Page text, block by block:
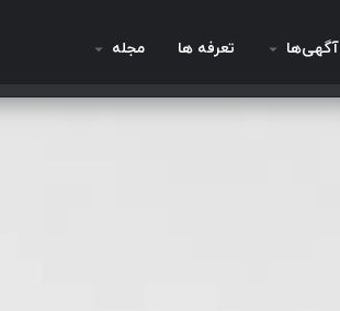
آگهی‌ها تعرفه ها مجله